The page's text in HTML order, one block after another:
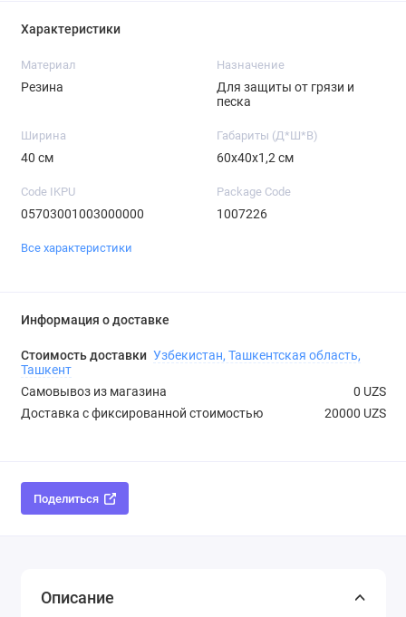
Характеристики
Материал
Резина
Назначение
Для защиты от грязи и
песка
Ширина
40 см
Габариты (Д*Ш*В)
60х40х1,2 см
Code IKPU
05703001003000000
Package Code
1007226
Все характеристики
Информация о доставке
Стоимость доставки Узбекистан, Ташкентская область,
Ташкент
Самовывоз из магазина
0 UZS
Доставка с фиксированной стоимостью
20000 UZS
Поделиться
Описание